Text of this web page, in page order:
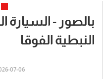
بالصور -
النبطية الفوقا
07-06 | 05:16